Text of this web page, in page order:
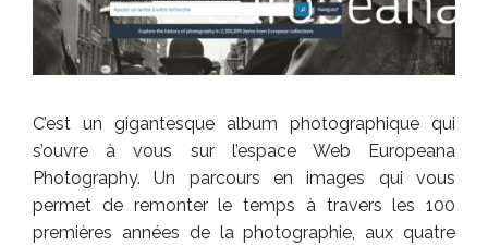
C’est un gigantesque album photographique qui
s’ouvre à vous sur l’espace Web Europeana
Photography. Un parcours en images qui vous
permet de remonter le temps à travers les 100
premières années de la photographie, aux quatre